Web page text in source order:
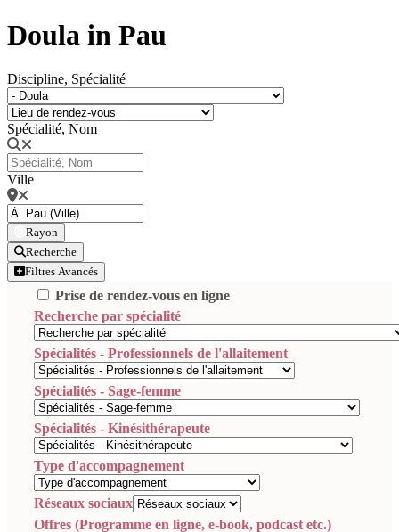
Doula in Pau
Discipline, Spécialité
Spécialité, Nom
Ville
Rayon
Recherche
Filtres Avancés
Prise de rendez-vous en ligne
Recherche par spécialité
Spécialités - Professionnels de l'allaitement
Spécialités - Sage-femme
Spécialités - Kinésithérapeute
Type d'accompagnement
Réseaux sociaux
Offres (Programme en ligne, e-book, podcast etc.)